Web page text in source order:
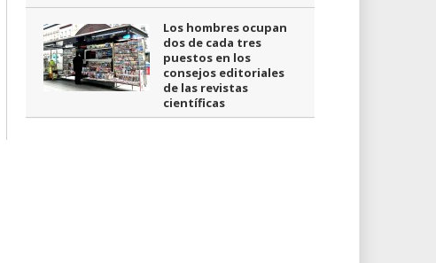
Los hombres ocupan
dos de cada tres
puestos en los
consejos editoriales
de las revistas
científicas